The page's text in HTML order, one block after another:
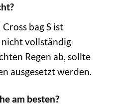
bag S ist
nicht vollständig
Regen ab, sollte
ausgesetzt werden.
am besten?